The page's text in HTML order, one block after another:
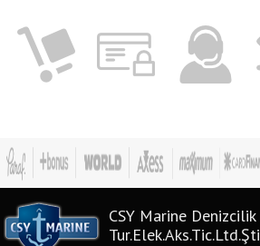
CSY Marine Denizcilik
Tur.Elek.Aks.Tic.Ltd.Şti